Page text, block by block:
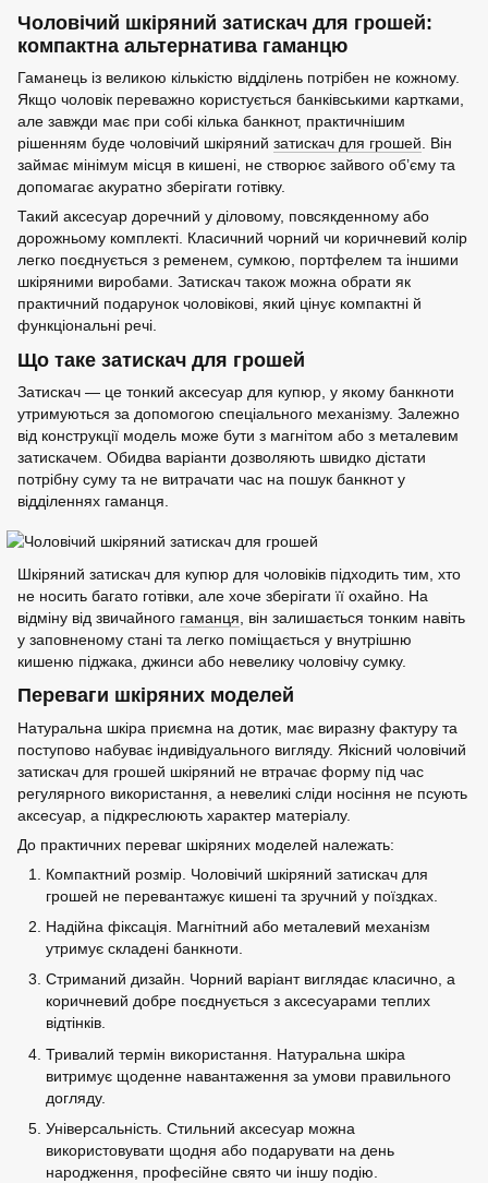
Чоловічий шкіряний затискач для грошей:
компактна альтернатива гаманцю
Гаманець із великою кількістю відділень потрібен не кожному.
Якщо чоловік переважно користується банківськими картками,
але завжди має при собі кілька банкнот, практичнішим
рішенням буде чоловічий шкіряний затискач для грошей. Він
займає мінімум місця в кишені, не створює зайвого об’єму та
допомагає акуратно зберігати готівку.
Такий аксесуар доречний у діловому, повсякденному або
дорожньому комплекті. Класичний чорний чи коричневий колір
легко поєднується з ременем, сумкою, портфелем та іншими
шкіряними виробами. Затискач також можна обрати як
практичний подарунок чоловікові, який цінує компактні й
функціональні речі.
Що таке затискач для грошей
Затискач — це тонкий аксесуар для купюр, у якому банкноти
утримуються за допомогою спеціального механізму. Залежно
від конструкції модель може бути з магнітом або з металевим
затискачем. Обидва варіанти дозволяють швидко дістати
потрібну суму та не витрачати час на пошук банкнот у
відділеннях гаманця.
Шкіряний затискач для купюр для чоловіків підходить тим, хто
не носить багато готівки, але хоче зберігати її охайно. На
відміну від звичайного гаманця , він залишається тонким навіть
у заповненому стані та легко поміщається у внутрішню
кишеню піджака, джинси або невелику чоловічу сумку.
Переваги шкіряних моделей
Натуральна шкіра приємна на дотик, має виразну фактуру та
поступово набуває індивідуального вигляду. Якісний чоловічий
затискач для грошей шкіряний не втрачає форму під час
регулярного використання, а невеликі сліди носіння не псують
аксесуар, а підкреслюють характер матеріалу.
До практичних переваг шкіряних моделей належать:
Компактний розмір. Чоловічий шкіряний затискач для
грошей не перевантажує кишені та зручний у поїздках.
Надійна фіксація. Магнітний або металевий механізм
утримує складені банкноти.
Стриманий дизайн. Чорний варіант виглядає класично, а
коричневий добре поєднується з аксесуарами теплих
відтінків.
Тривалий термін використання. Натуральна шкіра
витримує щоденне навантаження за умови правильного
догляду.
Універсальність. Стильний аксесуар можна
використовувати щодня або подарувати на день
народження, професійне свято чи іншу подію.